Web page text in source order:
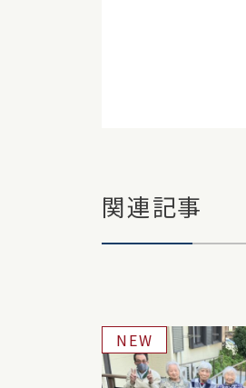
関連記事
NEW